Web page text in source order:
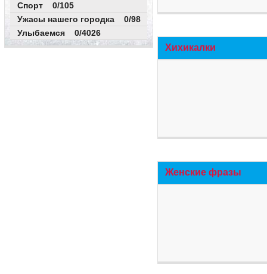
Спорт 0/105
Ужасы нашего городка 0/98
Улыбаемся 0/4026
Хихикалки
Женские фразы